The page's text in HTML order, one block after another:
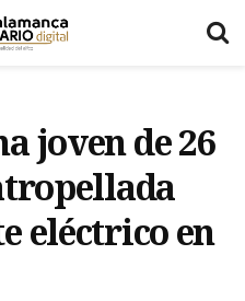
joven de 26
eléctrico en